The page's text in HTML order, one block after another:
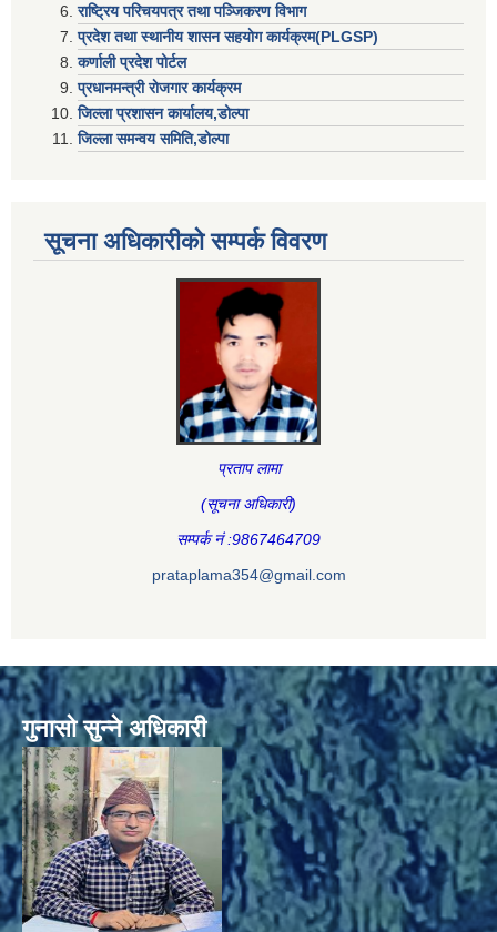
राष्ट्रिय परिचयपत्र तथा पञ्जिकरण विभाग
प्रदेश तथा स्थानीय शासन सहयाेग कार्यक्रम(PLGSP)
कर्णाली प्रदेश पोर्टल
प्रधानमन्त्री राेजगार कार्यक्रम
जिल्ला प्रशासन कार्यालय,डोल्पा
जिल्ला समन्वय समिति,डोल्प
सूचना अधिकारीकाे सम्पर्क विवरण
प्रताप लामा
(सूचना अधिकारी)
सम्पर्क नं :9867464709
prataplama354@gmail.com
गुनासो सुन्ने अधिकारी